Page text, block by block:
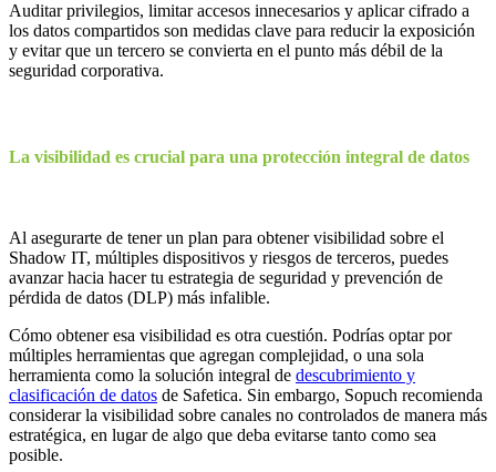
Auditar privilegios, limitar accesos innecesarios y aplicar cifrado a
los datos compartidos son medidas clave para reducir la exposición
y evitar que un tercero se convierta en el punto más débil de la
seguridad corporativa.
La visibilidad es crucial para una protección integral de datos
Al asegurarte de tener un plan para obtener visibilidad sobre el
Shadow IT, múltiples dispositivos y riesgos de terceros, puedes
avanzar hacia hacer tu estrategia de seguridad y prevención de
pérdida de datos (DLP) más infalible.
Cómo obtener esa visibilidad es otra cuestión. Podrías optar por
múltiples herramientas que agregan complejidad, o una sola
herramienta como la solución integral de descubrimiento y
clasificación de datos de Safetica. Sin embargo, Sopuch recomienda
considerar la visibilidad sobre canales no controlados de manera más
estratégica, en lugar de algo que deba evitarse tanto como sea
posible.